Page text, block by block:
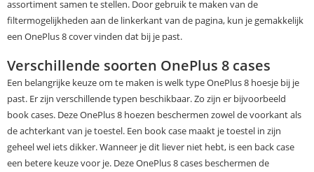
assortiment samen te stellen. Door gebruik te maken van de
filtermogelijkheden aan de linkerkant van de pagina, kun je gemakkelijk
een OnePlus 8 cover vinden dat bij je past.
Verschillende soorten OnePlus 8 cases
Een belangrijke keuze om te maken is welk type OnePlus 8 hoesje bij je
past. Er zijn verschillende typen beschikbaar. Zo zijn er bijvoorbeeld
book cases. Deze OnePlus 8 hoezen beschermen zowel de voorkant als
de achterkant van je toestel. Een book case maakt je toestel in zijn
geheel wel iets dikker. Wanneer je dit liever niet hebt, is een back case
een betere keuze voor je. Deze OnePlus 8 cases beschermen de